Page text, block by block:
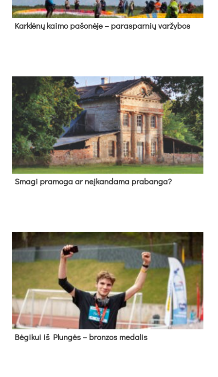
Kark­lė­nų kai­mo pa­šo­nė­je – pa­ras­par­nių var­žy­bos
Sma­gi pra­mo­ga ar neį­kan­da­ma pra­ban­ga?
Bė­gi­kui iš Plun­gės – bron­zos me­da­lis